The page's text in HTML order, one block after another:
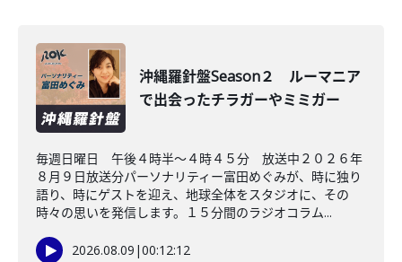
沖縄羅針盤Season２ ルーマニア
で出会ったチラガーやミミガー
毎週日曜日 午後４時半～４時４５分 放送中２０２６年
８月９日放送分パーソナリティー富田めぐみが、時に独り
語り、時にゲストを迎え、地球全体をスタジオに、その
時々の思いを発信します。１５分間のラジオコラム...
2026.08.09 |00:12:12